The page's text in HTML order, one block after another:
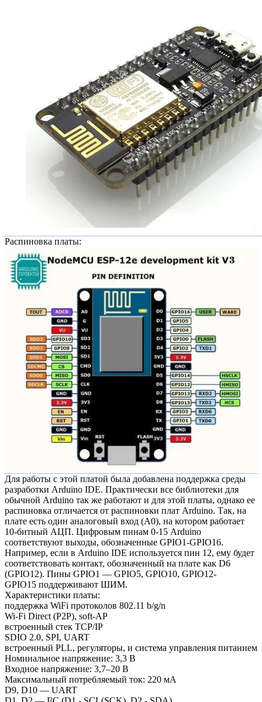
Распиновка платы:
Для работы с этой платой была добавлена поддержка среды
разработки Arduino IDE. Практически все библиотеки для
обычной Arduino так же работают и для этой платы, однако ее
распиновка отличается от распиновки плат Arduino. Так, на
плате есть один аналоговый вход (A0), на котором работает
10-битный АЦП. Цифровым пинам 0-15 Arduino
соответствуют выходы, обозначенные GPIO1-GPIO16.
Например, если в Arduino IDE используется пин 12, ему будет
соответствовать контакт, обозначенный на плате как D6
(GPIO12). Пины GPIO1 — GPIO5, GPIO10, GPIO12-
GPIO15 поддерживают ШИМ.
Характеристики платы:
поддержка WiFi протоколов 802.11 b/g/n
Wi-Fi Direct (P2P), soft-AP
встроенный стек TCP/IP
SDIO 2.0, SPI, UART
встроенный PLL, регуляторы, и система управления питанием
Номинальное напряжение: 3,3 В
Входное напряжение: 3,7–20 В
Максимальный потребляемый ток: 220 мА
D9, D10 — UART